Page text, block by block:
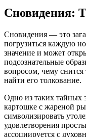
Сновидения:
Сновидения — это
погрузиться каждую
значение и может
подсознательные
вопросом, чему
найти его толкование.
Одно из таких тайных
картошке с жареной
символизировать
удовлетворения
ассоциируется с